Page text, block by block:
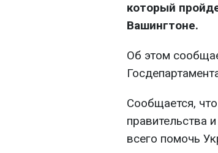
который
Вашингтоне.
Об этом
Сообщается,
правительства
всего помочь